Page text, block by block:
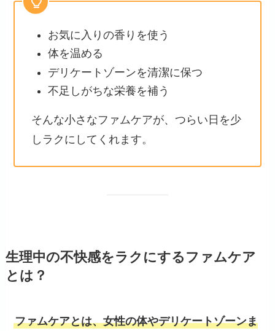
お気に入りの香りを使う
体を温める
デリケートゾーンを清潔に保つ
不足しがちな栄養を補う
そんな小さなファムケアが、つらい日を少
しラクにしてくれます。
生理中の不快感をラクにするファムケア
とは？
ファムケアとは、女性の体やデリケートゾーンま